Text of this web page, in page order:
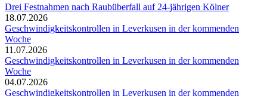
Drei Festnahmen nach Raubüberfall auf 24-jährigen Kölner
18.07.2026
Geschwindigkeitskontrollen in Leverkusen in der kommenden
Woche
11.07.2026
Geschwindigkeitskontrollen in Leverkusen in der kommenden
Woche
04.07.2026
Geschwindigkeitskontrollen in Leverkusen in der kommenden